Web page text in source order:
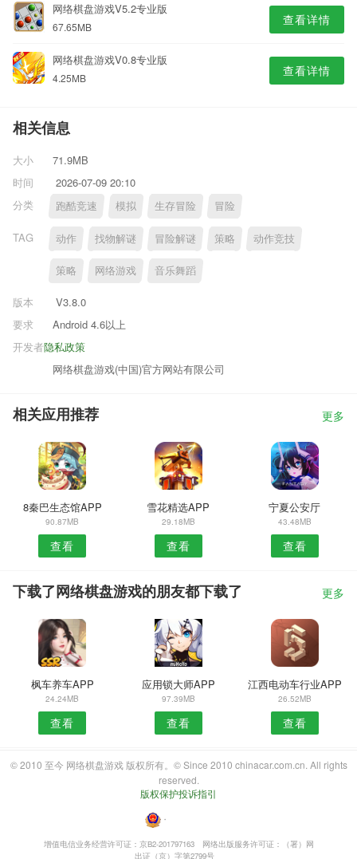
网络棋盘游戏V5.2专业版
67.65MB 查看详情
网络棋盘游戏V0.8专业版
4.25MB 查看详情
相关信息
大小
71.9MB
时间
2026-07-09 20:10
分类
跑酷竞速 模拟 生存冒险 冒险
TAG 动作 找物解谜 冒险解谜 策略 动作竞技
策略 网络游戏 音乐舞蹈
版本
V3.8.0
要求
Android 4.6以上
隐私政策
开发者
网络棋盘游戏(中国)官方网站有限公司
相关应用推荐 更多
8秦巴生态馆APP
90.87MB
查看
雪花精选APP
29.18MB
查看
宁夏公安厅
43.48MB
查看
下载了网络棋盘游戏的朋友都下载了 更多
枫车养车APP
24.24MB
查看
应用锁大师APP
97.39MB
查看
江西电动车行业APP
26.52MB
查看
© 2010 至今 网络棋盘游戏 版权所有。© Since 2010 chinacar.com.cn. All rights
reserved.
版权保护投诉指引
・
增值电信业务经营许可证：京B2-201797163
网络出版服务许可证：（署）网
出证（京）字第2799号